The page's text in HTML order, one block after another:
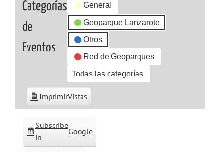
Categorías
de
Eventos
General
Geoparque Lanzarote
Otros
Red de Geoparques
Todas las categorías
Subscribe
in
Google
ImprimirVistas